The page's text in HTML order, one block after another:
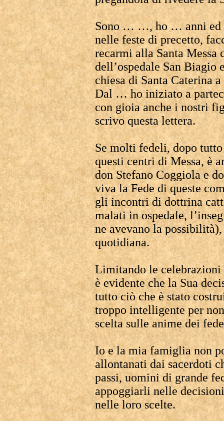
Sono … …, ho … anni ed
nelle feste di precetto,
recarmi alla Santa Messa
dell’ospedale San
chiesa di Santa Caterina
Dal … ho iniziato a
con gioia anche i nostri
scrivo questa lettera.
Se molti fedeli, dopo
questi centri di Messa, è
don Stefano Coggiola e
viva la Fede di queste
gli incontri di dottrina
malati in ospedale,
ne avevano la
quotidiana.
Limitando le celebrazioni
è evidente che la Sua
tutto ciò che è stato
troppo intelligente per
scelta sulle anime dei
Io e la mia famiglia non
allontanati dai sacerdoti
passi, uomini di grande
appoggiarli nelle
nelle loro scelte.